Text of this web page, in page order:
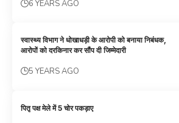
6 YEARS AGO
स्वास्थ्य विभाग ने धोखाधड़ी के आरोपी को बनाया निबंधक,
आरोपों को दरकिनार कर सौंप दी जिम्मेदारी
5 YEARS AGO
पितृ पक्ष मेले में 5 चोर पकड़ाए